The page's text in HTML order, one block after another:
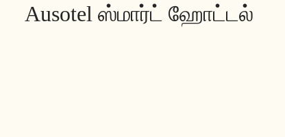
Ausotel ஸ்மார்ட் ஹோட்டல்